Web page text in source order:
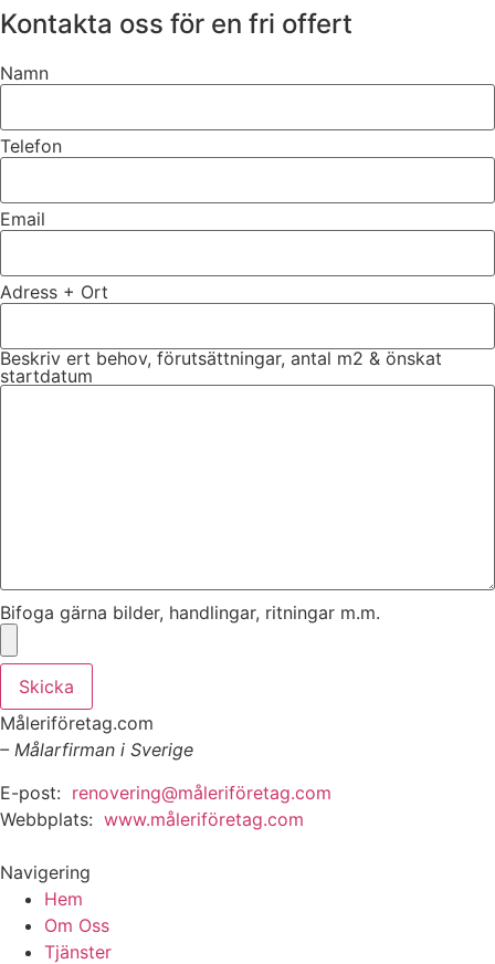
Kontakta oss för en fri offert
Namn
Telefon
Email
Adress + Ort
Beskriv ert behov, förutsättningar, antal m2 & önskat
startdatum
Bifoga gärna bilder, handlingar, ritningar m.m.
Skicka
Måleriföretag.com
– Målarfirman i Sverige
E-post: renovering@måleriföretag.com
Webbplats: www.måleriföretag.com
Navigering
Hem
Om Oss
Tjänster